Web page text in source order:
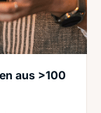
aus >100